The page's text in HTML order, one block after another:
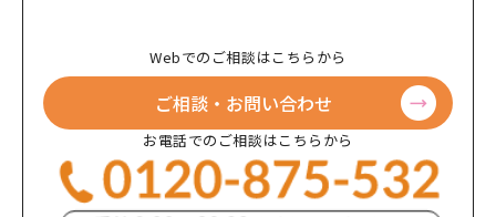
Webでのご相談はこちらから
ご相談・お問い合わせ
お電話でのご相談はこちらから